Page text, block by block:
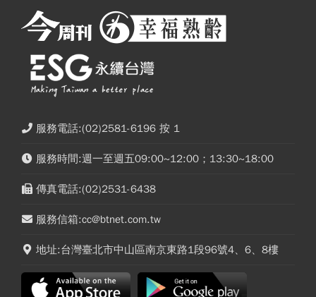
服務電話:(02)2581-6196 按 1
服務時間:週一至週五09:00~12:00；13:30~18:00
傳真電話:(02)2531-6438
服務信箱:cc@btnet.com.tw
地址:台灣臺北市中山區南京東路1段96號4、6、8樓